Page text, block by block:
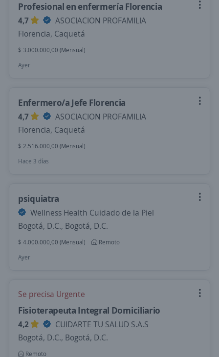
Profesional en enfermería Florencia
4,7
ASOCIACION PROFAMILIA
Florencia, Caquetá
$ 3.000.000,00 (Mensual)
Ayer
Enfermero/a Jefe Florencia
4,7
ASOCIACION PROFAMILIA
Florencia, Caquetá
$ 2.516.000,00 (Mensual)
Hace 3 días
psiquiatra
Wellness Health Cuidado de la Piel
Bogotá, D.C., Bogotá, D.C.
$ 4.000.000,00 (Mensual)
Remoto
Ayer
Se precisa Urgente
Fisioterapeuta Integral Domiciliario
4,2
CUIDARTE TU SALUD S.A.S
Bogotá, D.C., Bogotá, D.C.
Remoto